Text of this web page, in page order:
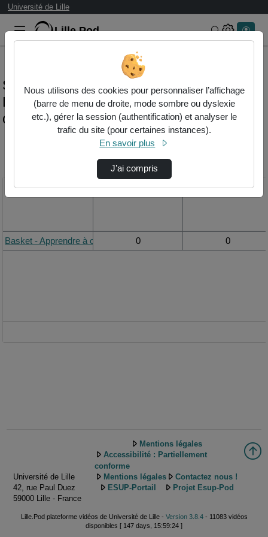
Université de Lille
Lille.Pod Rechercher
Statistiques de visualisation de la vidéo
Basket - apprendre à circuler en basket -
organisation offensive collective v2
Titre Vue de la journée Vue du mois
Basket - Apprendre à circuler en BASKET - Organisation offensive
0 0
Université de Lille
42, rue Paul Duez
59000 Lille - France
Mentions légales
Accessibilité : Partiellement
conforme
Mentions légales
Contactez nous !
ESUP-Portail
Projet Esup-Pod
Lille.Pod plateforme vidéos de Université de Lille - Version 3.8.4- 11083 vidéos
disponibles [ 147 days, 15:59:24 ]
Nous utilisons des cookies pour personnaliser l’affichage
(barre de menu de droite, mode sombre ou dyslexie
etc.), gérer la session (authentification) et analyser le
trafic du site (pour certaines instances).
En savoir plus
J’ai compris